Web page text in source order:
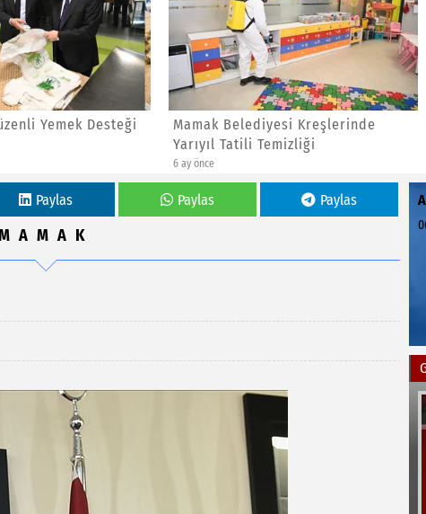
Belediyesi Kreşlerinde
Toplumsal Belleğimize Işık
Gösterim
Paylas Paylas Paylas